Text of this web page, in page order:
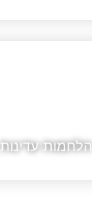
הלחמות עדינות